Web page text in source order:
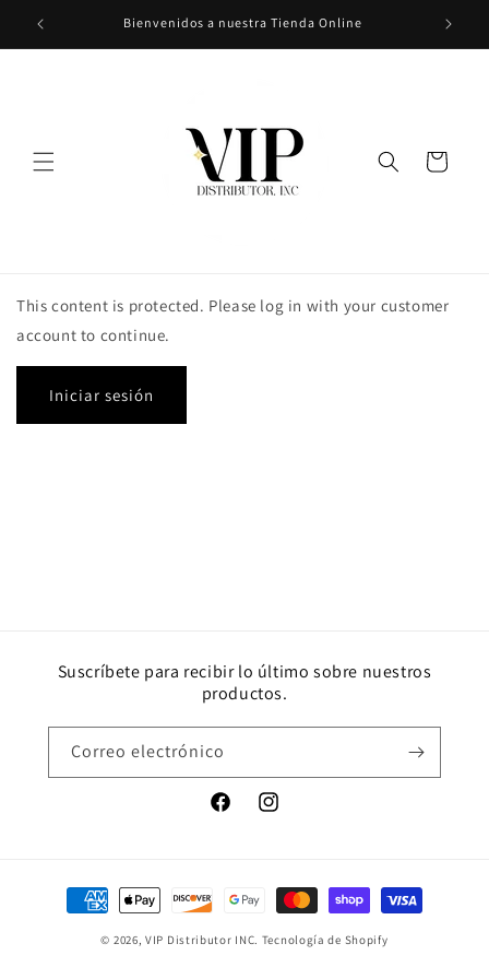
directamente
al contenido
Bienvenidos a nuestra Tienda Online
Carrito
This content is protected. Please log in with your customer
account to continue.
Iniciar sesión
Suscríbete para recibir lo último sobre nuestros
productos.
Correo electrónico
FacebookInstagram
Formas
de
© 2026,VIP Distributor INC. Tecnología de Shopify